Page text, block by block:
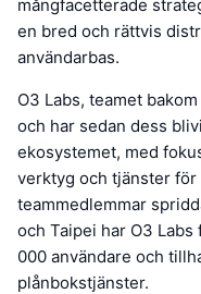
mångfacetterade
en bred och rättvis
användarbas.
O3 Labs, teamet
och har sedan dess
ekosystemet, med
verktyg och tjänster
teammedlemmar
och Taipei har O3
000 användare och
plånbokstjänster.